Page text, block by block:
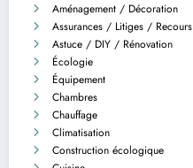
Aménagement / Décoration
Assurances / Litiges / Recours
Astuce / DIY / Rénovation
Écologie
Équipement
Chambres
Chauffage
Climatisation
Construction écologique